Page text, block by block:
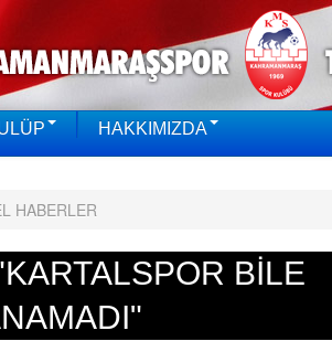
HAKKIMIZDA
HABERLER
BİLE